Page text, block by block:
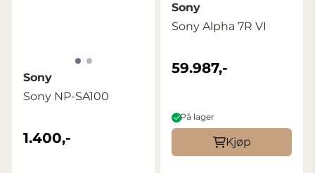
Sony
Sony NP-SA100
1.400,-
Sony
Sony Alpha 7R VI
59.987,-
På lager
Kjøp